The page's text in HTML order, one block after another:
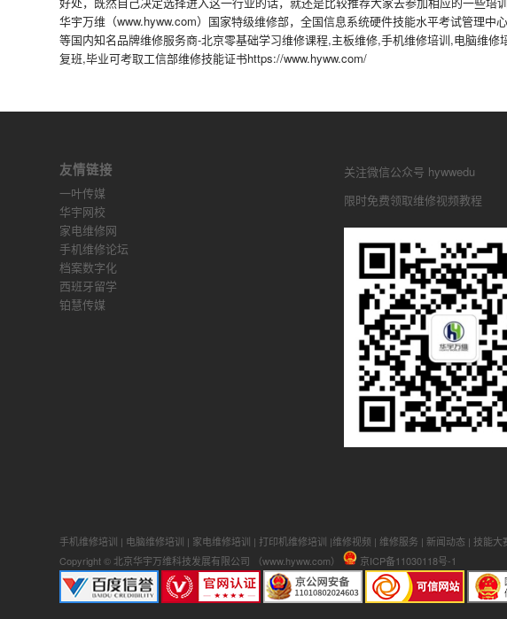
华宇万维（www.hyww.com）国家特级维修部，全国信息系统硬件技能水平考试管理中
等国内知名品牌维修服务商-北京零基础学习维修课程,主板维修,手机维修培训,电脑维
复班,毕业可考取工信部维修技能证书https://www.hyww.com/
友情链接
一叶传媒
华宇网校
家电维修网
手机维修论坛
档案数字化
西班牙留学
铂慧传媒
关注微信公众号 hywwedu
限时免费领取维修视频教程
手机维修培训 | 电脑维修培训 | 家电维修培训 | 打印机维修培训 |维修视频 | 维修服务 | 新闻动态 | 技能大
Copyright © 北京华宇万维科技发展有限公司 （www.hyww.com）
京ICP备11030118号-1